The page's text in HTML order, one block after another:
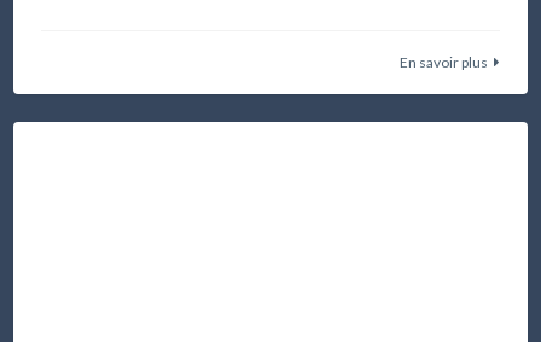
En savoir plus